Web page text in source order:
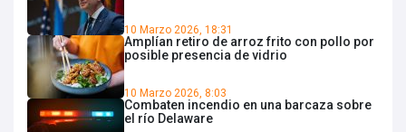
10 Marzo 2026, 18:31
Amplían retiro de arroz frito con pollo por
posible presencia de vidrio
10 Marzo 2026, 8:03
Combaten incendio en una barcaza sobre
el río Delaware